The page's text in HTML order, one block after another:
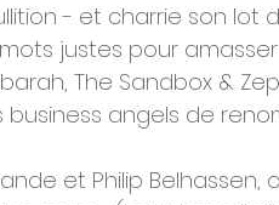
- et charrie son lot
justes pour amasser
The Sandbox &
angels de
et Philip